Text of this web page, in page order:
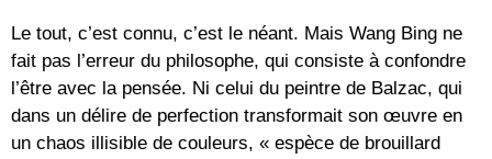
Le tout, c’est connu, c’est le néant. Mais Wang Bing ne
fait pas l’erreur du philosophe, qui consiste à confondre
l’être avec la pensée. Ni celui du peintre de Balzac, qui
dans un délire de perfection transformait son œuvre en
un chaos illisible de couleurs, « espèce de brouillard